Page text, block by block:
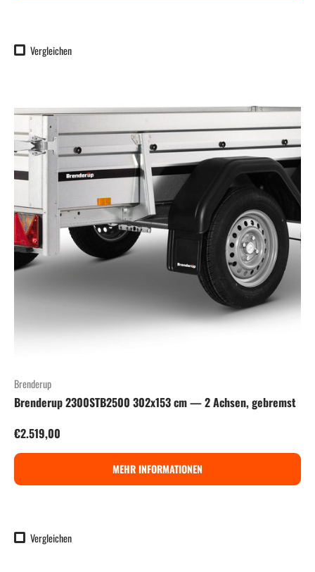
Vergleichen
Brenderup
Brenderup 2300STB2500 302x153 cm — 2 Achsen, gebremst
Normaler Preis
€2.519,00
MEHR INFORMATIONEN
Vergleichen